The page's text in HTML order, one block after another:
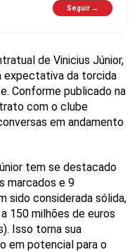
Seguir →
de Vinicius Júnior,
expectativa da torcida
Conforme publicado na
com o clube
em andamento
tem se destacado
marcados e 9
sido considerada sólida,
150 milhões de euros
Isso torna sua
em potencial para o